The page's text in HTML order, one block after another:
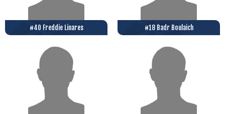
#40 Freddie Linares #18 Badr Boulaich